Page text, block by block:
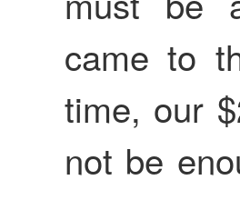
came to
time, our
not be